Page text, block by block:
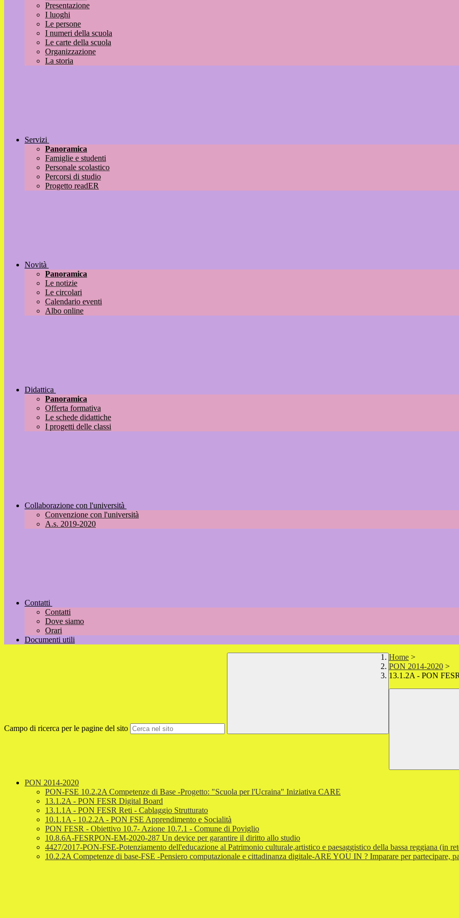
Presentazione
I luoghi
Le persone
I numeri della scuola
Le carte della scuola
Organizzazione
La storia
Servizi
Panoramica
Famiglie e studenti
Personale scolastico
Percorsi di studio
Progetto readER
Novità
Panoramica
Le notizie
Le circolari
Calendario eventi
Albo online
Didattica
Panoramica
Offerta formativa
Le schede didattiche
I progetti delle classi
Collaborazione con l'università
Convenzione con l'università
A.s. 2019-2020
Contatti
Contatti
Dove siamo
Orari
Documenti utili
Campo di ricerca per le pagine del sito
Home >
PON 2014-2020 >
13.1.2A - PON
PON 2014-2020
PON-FSE 10.2.2A Competenze di Base -Progetto: "Scuola per l'Ucraina" Iniziativa CARE
13.1.2A - PON FESR Digital Board
13.1.1A - PON FESR Reti - Cablaggio Strutturato
10.1.1A - 10.2.2A - PON FSE Apprendimento e Socialità
PON FESR - Obiettivo 10.7- Azione 10.7.1 - Comune di Poviglio
10.8.6A-FESRPON-EM-2020-287 Un device per garantire il diritto allo studio
4427/2017-PON-FSE-Potenziamento dell'educazione al Patrimonio culturale,artistico e paesaggistico della bassa reggiana (in
10.2.2A Competenze di base-FSE -Pensiero computazionale e cittadinanza digitale-ARE YOU IN ? Imparare per partecipare,